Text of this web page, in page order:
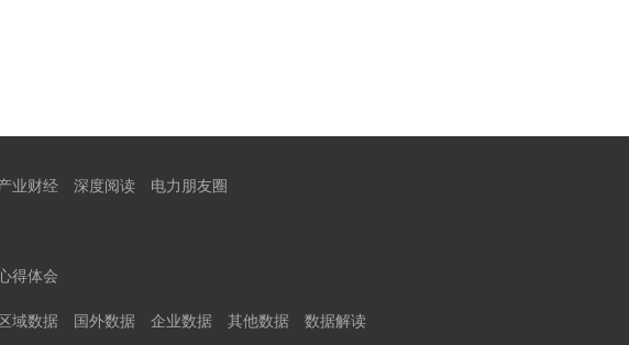
业财经 深度阅读 电力朋友圈
得体会
域数据 国外数据 企业数据 其他数据 数据解读